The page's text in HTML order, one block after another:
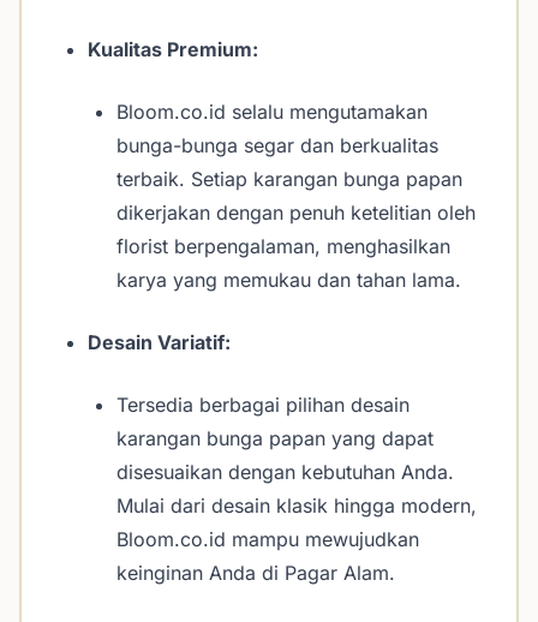
Kualitas Premium:
Bloom.co.id selalu mengutamakan
bunga-bunga segar dan berkualitas
terbaik. Setiap karangan bunga papan
dikerjakan dengan penuh ketelitian oleh
florist berpengalaman, menghasilkan
karya yang memukau dan tahan lama.
Desain Variatif:
Tersedia berbagai pilihan desain
karangan bunga papan yang dapat
disesuaikan dengan kebutuhan Anda.
Mulai dari desain klasik hingga modern,
Bloom.co.id mampu mewujudkan
keinginan Anda di Pagar Alam.